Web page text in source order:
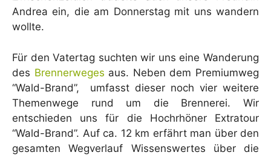
Andrea ein, die am Donnerstag mit uns wandern
wollte.
Für den Vatertag suchten wir uns eine Wanderung
des Brennerweges aus. Neben dem Premiumweg
“Wald-Brand”, umfasst dieser noch vier weitere
Themenwege rund um die Brennerei. Wir
entschieden uns für die Hochrhöner Extratour
“Wald-Brand”. Auf ca. 12 km erfährt man über den
gesamten Wegverlauf Wissenswertes über die